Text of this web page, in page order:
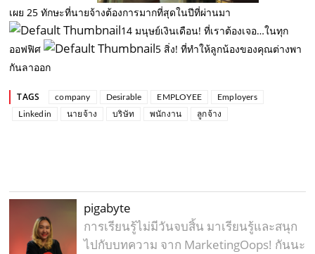
เผย 25 ทักษะที่นายจ้างต้องการมากที่สุดในปีที่ผ่านมา
14 มนุษย์เงินเดือน! ที่เราต้องเจอ…ในทุก
ออฟฟิศ
5 สิ่ง! ที่ทำให้ลูกน้องของคุณต่างพา
กันลาออก
TAGS company Desirable EMPLOYEE
Employers
Linkedin
นายจ้าง บริษัท พนักงาน ลูกจ้าง
pigabyte
การเรียนรู้ไม่มีวันจบสิ้น มาเรียนรู้และสนุก
ไปกับบทความ จาก MarketingOops! กันนะ